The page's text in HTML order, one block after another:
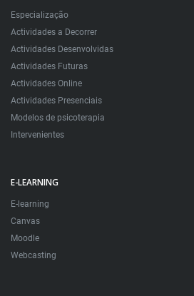
Especialização
Actividades a Decorrer
Actividades Desenvolvidas
Actividades Futuras
Actividades Online
Actividades Presenciais
Modelos de psicoterapia
Intervenientes
E-LEARNING
E-learning
Canvas
Moodle
Webcasting